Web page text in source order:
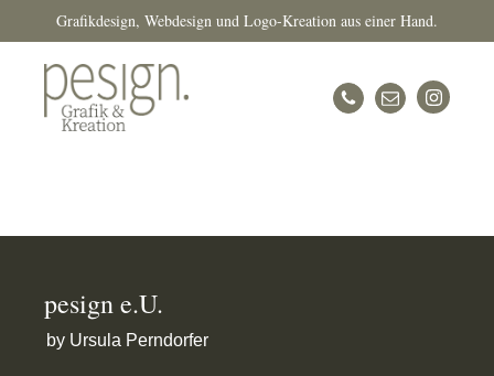
Grafikdesign, Webdesign und Logo-Kreation aus einer Hand.
pesign e.U.
by Ursula Perndorfer